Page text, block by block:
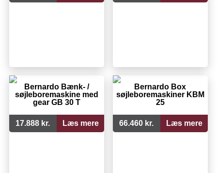
Bernardo Bænk- /
søjleboremaskine med
gear GB 30 T
17.888 kr. Læs mere
Bernardo Box
søjleboremaskiner KBM
25
66.460 kr. Læs mere